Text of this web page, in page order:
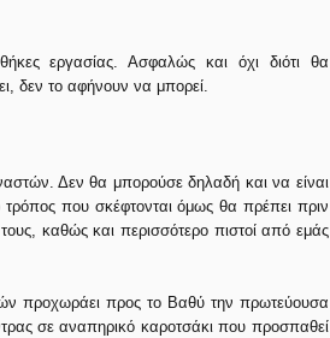
εργασίας. Ασφαλώς και όχι διότι θα
δεν το αφήνουν να μπορεί.
Δεν θα μπορούσε δηλαδή και να είναι
τρόπος που σκέφτονται όμως θα πρέπει πριν
τους, καθώς και περισσότερο πιστοί από εμάς
προχωράει προς το Βαθύ την πρωτεύουσα
σε αναπηρικό καροτσάκι που προσπαθεί